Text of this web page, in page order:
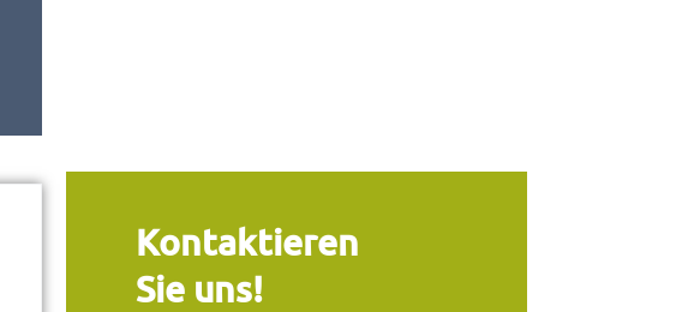
Kontaktieren
Sie uns!